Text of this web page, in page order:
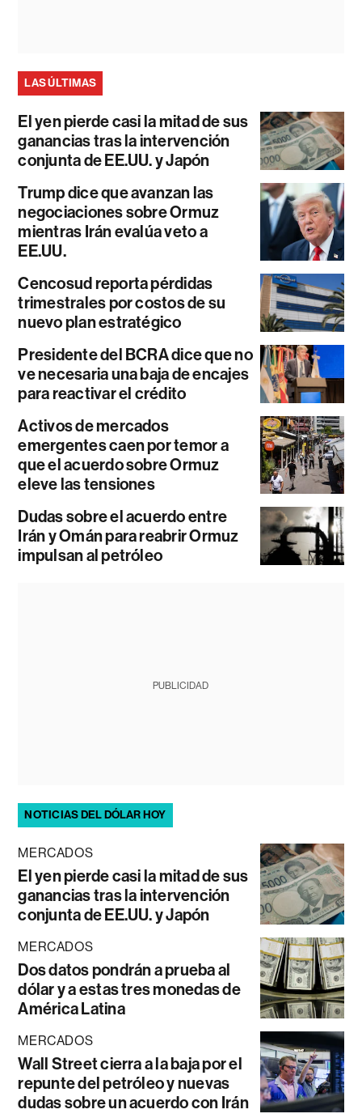
LAS ÚLTIMAS
El yen pierde casi la mitad de sus
ganancias tras la intervención
conjunta de EE.UU. y Japón
Trump dice que avanzan las
negociaciones sobre Ormuz
mientras Irán evalúa veto a
EE.UU.
Cencosud reporta pérdidas
trimestrales por costos de su
nuevo plan estratégico
Presidente del BCRA dice que no
ve necesaria una baja de encajes
para reactivar el crédito
Activos de mercados
emergentes caen por temor a
que el acuerdo sobre Ormuz
eleve las tensiones
Dudas sobre el acuerdo entre
Irán y Omán para reabrir Ormuz
impulsan al petróleo
PUBLICIDAD
NOTICIAS DEL DÓLAR HOY
MERCADOS
El yen pierde casi la mitad de sus
ganancias tras la intervención
conjunta de EE.UU. y Japón
MERCADOS
Dos datos pondrán a prueba al
dólar y a estas tres monedas de
América Latina
MERCADOS
Wall Street cierra a la baja por el
repunte del petróleo y nuevas
dudas sobre un acuerdo con Irán